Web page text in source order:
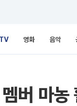
영화 음악
버 마